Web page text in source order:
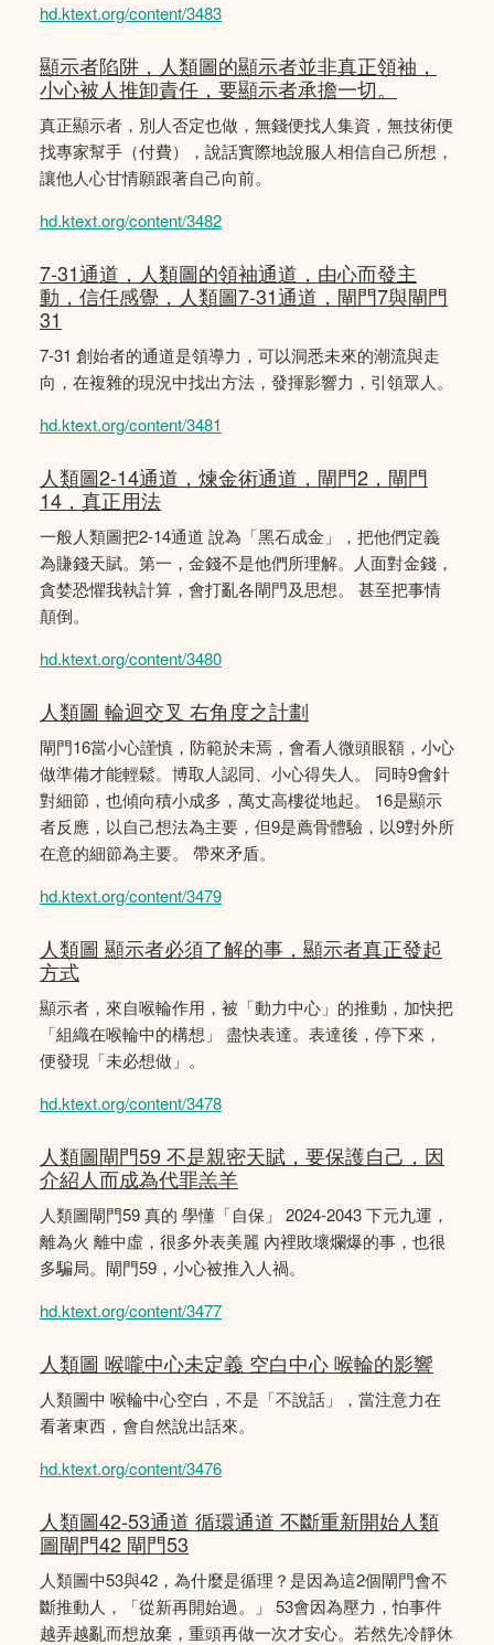
hd.ktext.org/content/3483
顯示者陷阱，人類圖的顯示者並非真正領袖，
小心被人推卸責任，要顯示者承擔一切。
真正顯示者，別人否定也做，無錢便找人集資，無技術便
找專家幫手（付費），說話實際地說服人相信自己所想，
讓他人心甘情願跟著自己向前。
hd.ktext.org/content/3482
7-31通道，人類圖的領袖通道，由心而發主
動，信任感覺，人類圖7-31通道，閘門7與閘門
31
7-31 創始者的通道是領導力，可以洞悉未來的潮流與走
向，在複雜的現況中找出方法，發揮影響力，引領眾人。
hd.ktext.org/content/3481
人類圖2-14通道，煉金術通道，閘門2，閘門
14，真正用法
一般人類圖把2-14通道 說為「黑石成金」，把他們定義
為賺錢天賦。第一，金錢不是他們所理解。人面對金錢，
貪婪恐懼我執計算，會打亂各閘門及思想。 甚至把事情
顛倒。
hd.ktext.org/content/3480
人類圖 輪迴交叉 右角度之計劃
閘門16當小心謹慎，防範於未焉，會看人微頭眼額，小心
做準備才能輕鬆。博取人認同、小心得失人。 同時9會針
對細節，也傾向積小成多，萬丈高樓從地起。 16是顯示
者反應，以自己想法為主要，但9是薦骨體驗，以9對外所
在意的細節為主要。 帶來矛盾。
hd.ktext.org/content/3479
人類圖 顯示者必須了解的事，顯示者真正發起
方式
顯示者，來自喉輪作用，被「動力中心」的推動，加快把
「組織在喉輪中的構想」 盡快表達。表達後，停下來，
便發現「未必想做」。
hd.ktext.org/content/3478
人類圖閘門59 不是親密天賦，要保護自己，因
介紹人而成為代罪羔羊
人類圖閘門59 真的 學懂「自保」 2024-2043 下元九運，
離為火 離中虛，很多外表美麗 內裡敗壞爛爆的事，也很
多騙局。閘門59，小心被推入人禍。
hd.ktext.org/content/3477
人類圖 喉嚨中心未定義 空白中心 喉輪的影響
人類圖中 喉輪中心空白，不是「不說話」，當注意力在
看著東西，會自然說出話來。
hd.ktext.org/content/3476
人類圖42-53通道 循環通道 不斷重新開始人類
圖閘門42 閘門53
人類圖中53與42，為什麼是循理？是因為這2個閘門會不
斷推動人，「從新再開始過。」 53會因為壓力，怕事件
越弄越亂而想放棄，重頭再做一次才安心。若然先冷靜休